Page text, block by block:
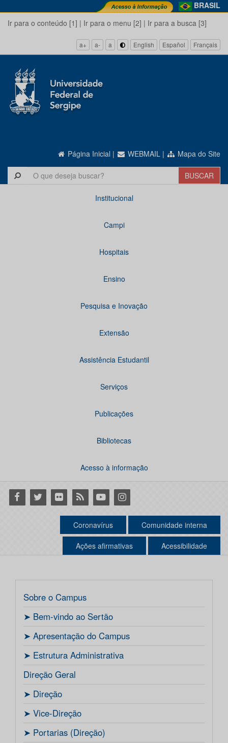
BRASIL
Ir para o conteúdo [1] | Ir para o menu [2] | Ir para a busca [3]
a+ a- a English Español Français
Página Inicial | WEBMAIL | Mapa do Site
Institucional
Campi
Hospitais
Ensino
Pesquisa e Inovação
Extensão
Assistência Estudantil
Serviços
Publicações
Bibliotecas
Acesso à informação
Facebook
Twitter Flickr RSS YoutubeInstagram
Coronavírus Comunidade interna
Ações afirmativas Acessibilidade
Sobre o Campus
ㅤ➤ Bem-vindo ao Sertão
ㅤ➤ Apresentação do Campus
ㅤ➤ Estrutura Administrativa
Direção Geral
ㅤ➤ Direção
ㅤ➤ Vice-Direção
ㅤ➤ Portarias (Direção)